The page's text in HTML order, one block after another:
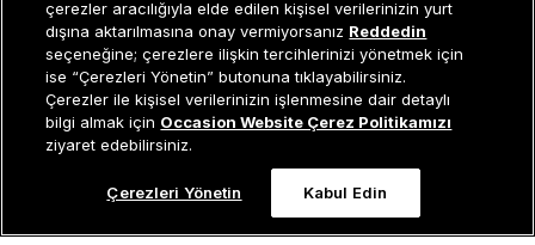
Müşteri İlişkileri 0 850 800 01 20
çerezler aracılığıyla elde edilen kişisel verilerinizin yurt
dışına aktarılmasına onay vermiyorsanız Reddedin
seçeneğine; çerezlere ilişkin tercihlerinizi yönetmek için
ise “Çerezleri Yönetin” butonuna tıklayabilirsiniz.
Çerezler ile kişisel verilerinizin işlenmesine dair detaylı
bilgi almak için Occasion Website Çerez Politikamızı
ziyaret edebilirsiniz.
Çerezleri Yönetin Kabul Edin